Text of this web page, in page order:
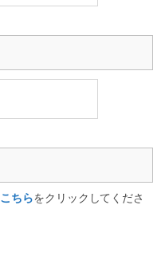
こちらをクリックしてくださ